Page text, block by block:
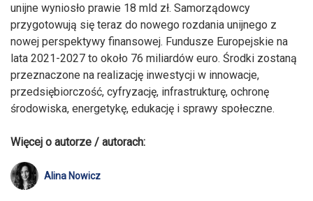
unijne wyniosło prawie 18 mld zł. Samorządowcy
przygotowują się teraz do nowego rozdania unijnego z
nowej perspektywy finansowej. Fundusze Europejskie na
lata 2021-2027 to około 76 miliardów euro. Środki zostaną
przeznaczone na realizację inwestycji w innowacje,
przedsiębiorczość, cyfryzację, infrastrukturę, ochronę
środowiska, energetykę, edukację i sprawy społeczne.
Więcej o autorze / autorach:
Alina Nowicz